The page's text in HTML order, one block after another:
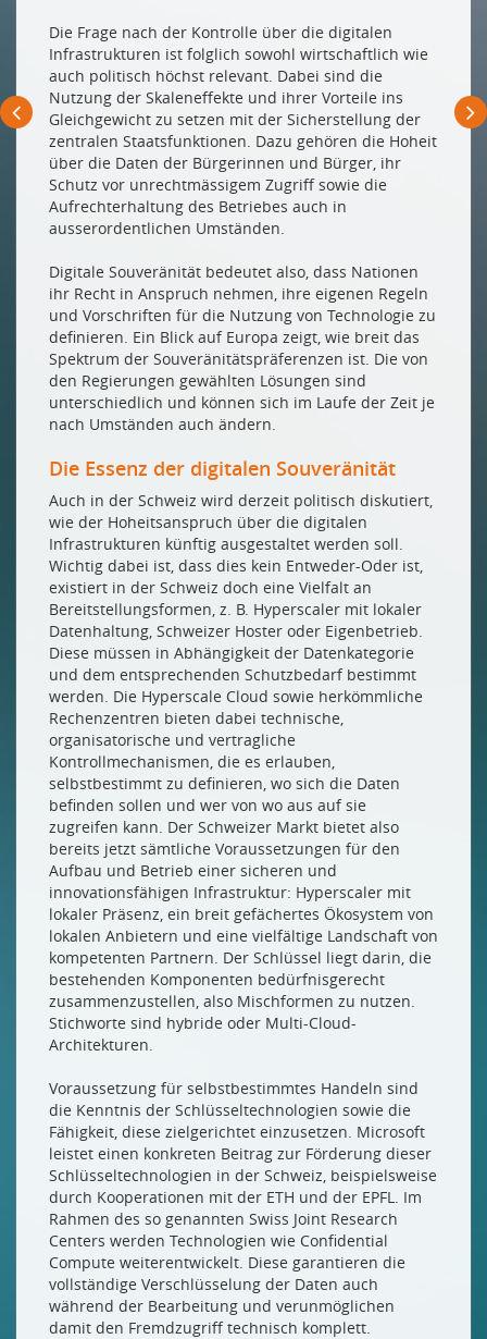
Die Frage nach der Kontrolle über die digitalen
Infrastrukturen ist folglich sowohl wirtschaftlich wie
auch politisch höchst relevant. Dabei sind die
Nutzung der Skaleneffekte und ihrer Vorteile ins
Gleichgewicht zu setzen mit der Sicherstellung der
zentralen Staatsfunktionen. Dazu gehören die Hoheit
über die Daten der Bürgerinnen und Bürger, ihr
Schutz vor unrechtmässigem Zugriff sowie die
Aufrechterhaltung des Betriebes auch in
ausserordentlichen Umständen.
Digitale Souveränität bedeutet also, dass Nationen
ihr Recht in Anspruch nehmen, ihre eigenen Regeln
und Vorschriften für die Nutzung von Technologie zu
definieren. Ein Blick auf Europa zeigt, wie breit das
Spektrum der Souveränitätspräferenzen ist. Die von
den Regierungen gewählten Lösungen sind
unterschiedlich und können sich im Laufe der Zeit je
nach Umständen auch ändern.
Die Essenz der digitalen Souveränität
Auch in der Schweiz wird derzeit politisch diskutiert,
wie der Hoheitsanspruch über die digitalen
Infrastrukturen künftig ausgestaltet werden soll.
Wichtig dabei ist, dass dies kein Entweder-Oder ist,
existiert in der Schweiz doch eine Vielfalt an
Bereitstellungsformen, z. B. Hyperscaler mit lokaler
Datenhaltung, Schweizer Hoster oder Eigenbetrieb.
Diese müssen in Abhängigkeit der Datenkategorie
und dem entsprechenden Schutzbedarf bestimmt
werden. Die Hyperscale Cloud sowie herkömmliche
Rechenzentren bieten dabei technische,
organisatorische und vertragliche
Kontrollmechanismen, die es erlauben,
selbstbestimmt zu definieren, wo sich die Daten
befinden sollen und wer von wo aus auf sie
zugreifen kann. Der Schweizer Markt bietet also
bereits jetzt sämtliche Voraussetzungen für den
Aufbau und Betrieb einer sicheren und
innovationsfähigen Infrastruktur: Hyperscaler mit
lokaler Präsenz, ein breit gefächertes Ökosystem von
lokalen Anbietern und eine vielfältige Landschaft von
kompetenten Partnern. Der Schlüssel liegt darin, die
bestehenden Komponenten bedürfnisgerecht
zusammenzustellen, also Mischformen zu nutzen.
Stichworte sind hybride oder Multi-Cloud-
Architekturen.
Voraussetzung für selbstbestimmtes Handeln sind
die Kenntnis der Schlüsseltechnologien sowie die
Fähigkeit, diese zielgerichtet einzusetzen. Microsoft
leistet einen konkreten Beitrag zur Förderung dieser
Schlüsseltechnologien in der Schweiz, beispielsweise
durch Kooperationen mit der ETH und der EPFL. Im
Rahmen des so genannten Swiss Joint Research
Centers werden Technologien wie Confidential
Compute weiterentwickelt. Diese garantieren die
vollständige Verschlüsselung der Daten auch
während der Bearbeitung und verunmöglichen
damit den Fremdzugriff technisch komplett.